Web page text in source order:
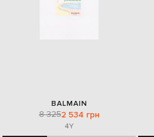
BALMAIN
8 3252 534 грн
4Y